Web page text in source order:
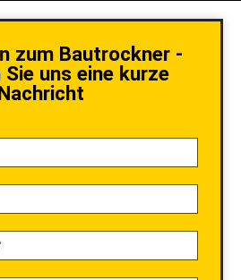
zum Bautrockner -
Sie uns eine kurze